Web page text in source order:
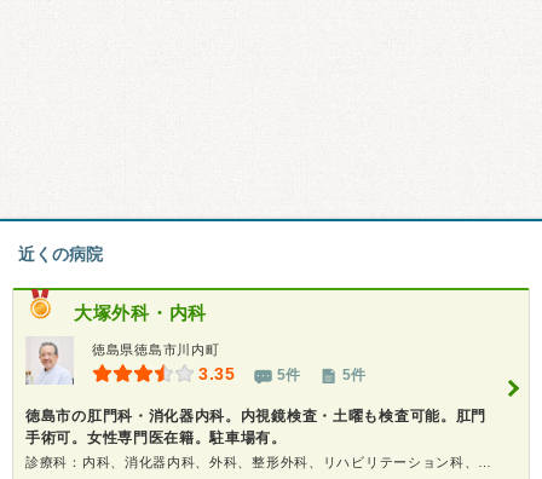
近くの病院
大塚外科・内科
徳島県徳島市川内町
3.35 5件 5件
徳島市の肛門科・消化器内科。内視鏡検査・土曜も検査可能。肛門
手術可。女性専門医在籍。駐車場有。